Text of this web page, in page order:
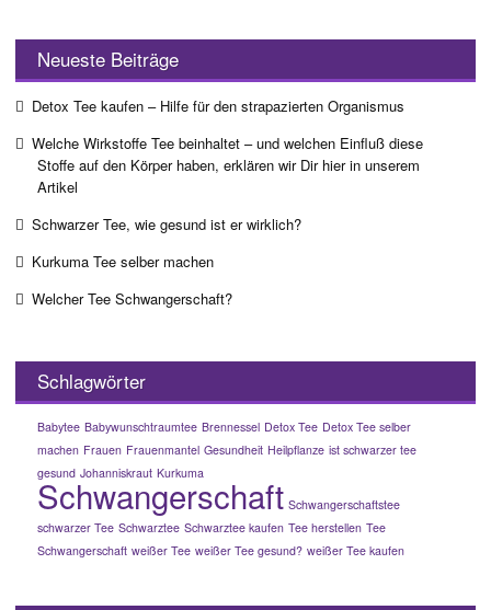
Neueste Beiträge
Detox Tee kaufen – Hilfe für den strapazierten Organismus
Welche Wirkstoffe Tee beinhaltet – und welchen Einfluß diese
Stoffe auf den Körper haben, erklären wir Dir hier in unserem
Artikel
Schwarzer Tee, wie gesund ist er wirklich?
Kurkuma Tee selber machen
Welcher Tee Schwangerschaft?
Schlagwörter
Babytee Babywunschtraumtee Brennessel Detox Tee Detox Tee selber
machen Frauen Frauenmantel Gesundheit Heilpflanze ist schwarzer tee
gesund Johanniskraut Kurkuma
Schwangerschaft Schwangerschaftstee
schwarzer Tee Schwarztee Schwarztee kaufen Tee herstellen Tee
Schwangerschaft weißer Tee weißer Tee gesund? weißer Tee kaufen